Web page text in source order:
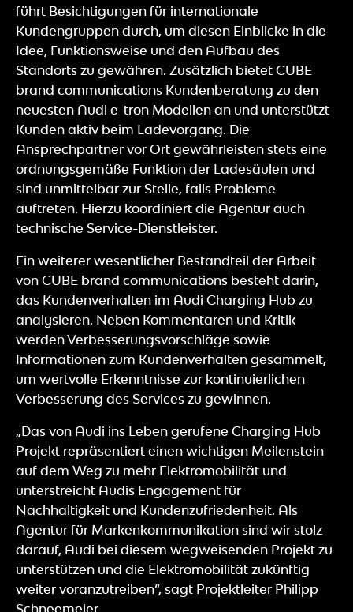
führt Besichtigungen für internationale
Kundengruppen durch, um diesen Einblicke in die
Idee, Funktionsweise und den Aufbau des
Standorts zu gewähren. Zusätzlich bietet CUBE
brand communications Kundenberatung zu den
neuesten Audi e-tron Modellen an und unterstützt
Kunden aktiv beim Ladevorgang. Die
Ansprechpartner vor Ort gewährleisten stets eine
ordnungsgemäße Funktion der Ladesäulen und
sind unmittelbar zur Stelle, falls Probleme
auftreten. Hierzu koordiniert die Agentur auch
technische Service-Dienstleister.
Ein weiterer wesentlicher Bestandteil der Arbeit
von CUBE brand communications besteht darin,
das Kundenverhalten im Audi Charging Hub zu
analysieren. Neben Kommentaren und Kritik
werden Verbesserungsvorschläge sowie
Informationen zum Kundenverhalten gesammelt,
um wertvolle Erkenntnisse zur kontinuierlichen
Verbesserung des Services zu gewinnen.
„Das von Audi ins Leben gerufene Charging Hub
Projekt repräsentiert einen wichtigen Meilenstein
auf dem Weg zu mehr Elektromobilität und
unterstreicht Audis Engagement für
Nachhaltigkeit und Kundenzufriedenheit. Als
Agentur für Markenkommunikation sind wir stolz
darauf, Audi bei diesem wegweisenden Projekt zu
unterstützen und die Elektromobilität zukünftig
weiter voranzutreiben“, sagt Projektleiter Philipp
Schneemeier.